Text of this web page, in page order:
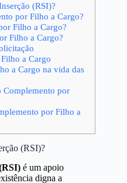
(RSI)?
por Filho a Cargo?
Filho a Cargo?
Filho a Cargo?
a Cargo
a Cargo na vida das
Complemento por
por Filho a
(RSI)?
é um apoio
digna a